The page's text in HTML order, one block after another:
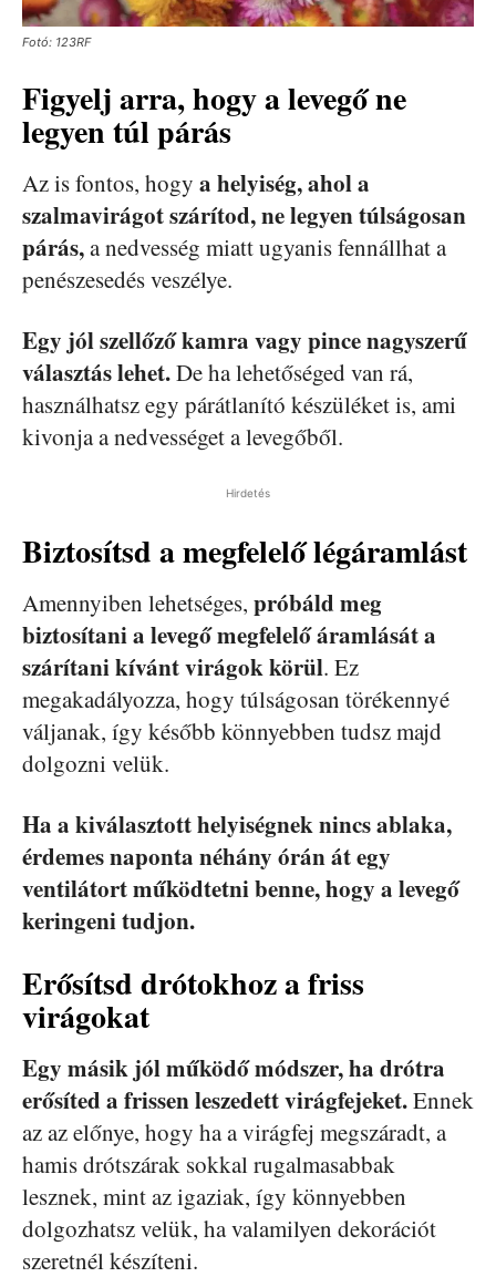
Fotó: 123RF
Figyelj arra, hogy a levegő ne
legyen túl párás
Az is fontos, hogy a helyiség, ahol a
szalmavirágot szárítod, ne legyen túlságosan
párás,a nedvesség miatt ugyanis fennállhat a
penészesedés veszélye.
Egy jól szellőző kamra vagy pince nagyszerű
választás lehet.De ha lehetőséged van rá,
használhatsz egy párátlanító készüléket is, ami
kivonja a nedvességet a levegőből.
Hirdetés
Biztosítsd a megfelelő légáramlást
Amennyiben lehetséges, próbáld meg
biztosítani a levegő megfelelő áramlását a
szárítani kívánt virágok körül. Ez
megakadályozza, hogy túlságosan törékennyé
váljanak, így később könnyebben tudsz majd
dolgozni velük.
Ha a kiválasztott helyiségnek nincs ablaka,
érdemes naponta néhány órán át egy
ventilátort működtetni benne, hogy a levegő
keringeni tudjon.
Erősítsd drótokhoz a friss
virágokat
Egy másik jól működő módszer, ha drótra
erősíted a frissen leszedett virágfejeket.Ennek
az az előnye, hogy ha a virágfej megszáradt, a
hamis drótszárak sokkal rugalmasabbak
lesznek, mint az igaziak, így könnyebben
dolgozhatsz velük, ha valamilyen dekorációt
szeretnél készíteni.